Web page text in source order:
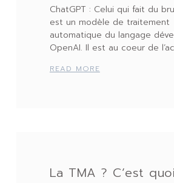
ChatGPT : Celui qui fait du
est un modèle de traitement
automatique du langage
OpenAI. Il est au coeur de
READ MORE
La TMA ? C’est